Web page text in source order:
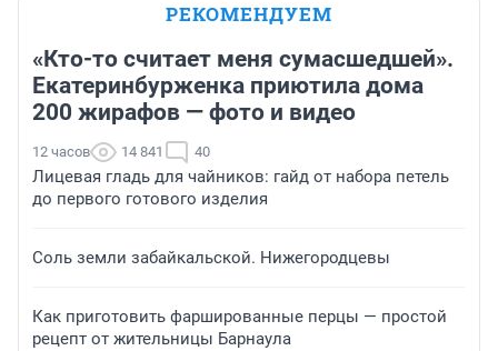
РЕКОМЕНДУЕМ
«Кто-то считает меня сумасшедшей».
Екатеринбурженка приютила дома
200 жирафов — фото и видео
12 часов 14 841 40
Лицевая гладь для чайников: гайд от набора петель
до первого готового изделия
Соль земли забайкальской. Нижегородцевы
Как приготовить фаршированные перцы — простой
рецепт от жительницы Барнаула